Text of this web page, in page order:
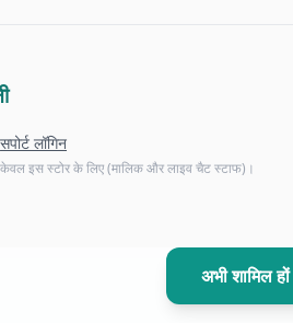
सपोर्ट लॉगिन
केवल इस स्टोर के लिए (मालिक और लाइव चैट स्टाफ)।
अभी शामिल हों